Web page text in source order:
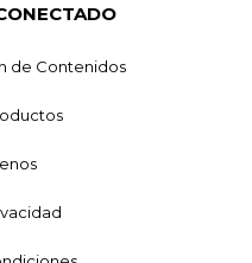
de Contenidos